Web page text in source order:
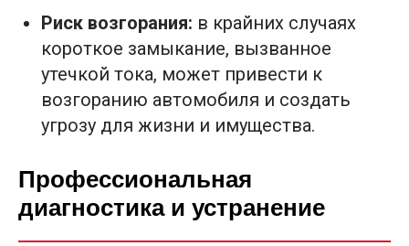
Риск возгорания: в крайних случаях
короткое замыкание, вызванное
утечкой тока, может привести к
возгоранию автомобиля и создать
угрозу для жизни и имущества.
Профессиональная
диагностика и устранение